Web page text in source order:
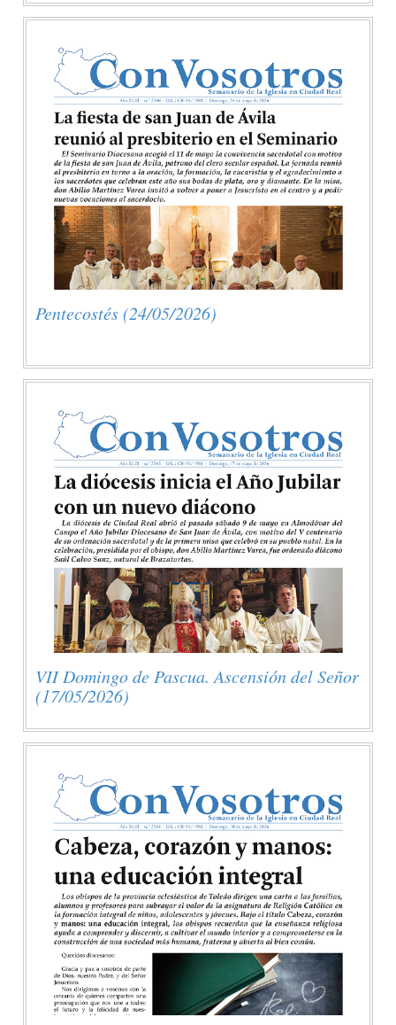
Pentecostés (24/05/2026)
VII Domingo de Pascua. Ascensión del Señor
(17/05/2026)